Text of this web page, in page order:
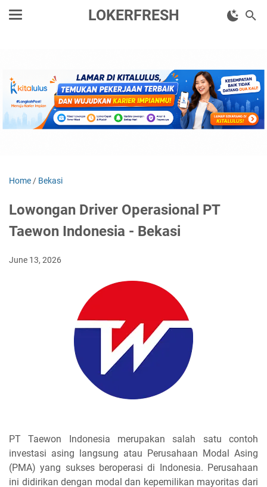
LOKERFRESH
Home / Bekasi
Lowongan Driver Operasional PT
Taewon Indonesia - Bekasi
June 13, 2026
PT Taewon Indonesia merupakan salah satu contoh
investasi asing langsung atau Perusahaan Modal Asing
(PMA) yang sukses beroperasi di Indonesia. Perusahaan
ini didirikan dengan modal dan kepemilikan mayoritas dari